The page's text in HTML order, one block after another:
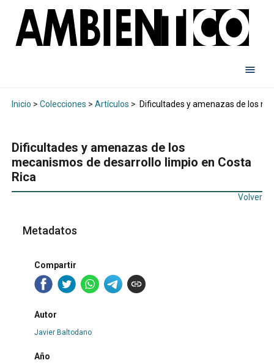
Inicio > Colecciones > Artículos > Dificultades y amenazas de los
Dificultades y amenazas de los
mecanismos de desarrollo limpio en Costa
Rica
Volver
Metadatos
Compartir
Autor
Javier Baltodano
Año